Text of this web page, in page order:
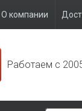
О компании
Работаем с